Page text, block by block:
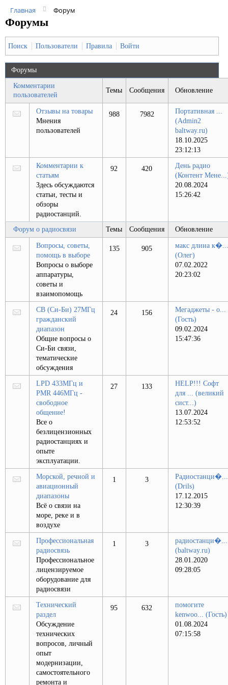
Главная Форум
Форумы
Поиск Пользователи Правила Войти
Форумы
Комментарии
пользователей
Темы Сообщения Обновление
Отзывы на товары
Мнения
пользователей
988 7982
Портативная ...
(Admin2
baltway.ru)
18.10.2025
23:12:13
Комментарии к
статьям
Здесь обсуждаются
статьи, тесты и
обзоры
радиостанций.
92 420
День радио
(Контент
20.08.2024
15:26:42
Форум о радиосвязи Темы Сообщения Обновление
Вопросы, советы,
помощь в выборе
Вопросы о выборе
аппаратуры,
советы и
взаимопомощь
135 905
макс длина к�...
(Олег)
07.02.2022
20:23:02
CB (Си-Би) 27МГц
гражданский
диапазон
Общие вопросы о
Си-Би связи,
тематические
обсуждения
24 156
Мегаджеты - о...
(Гость)
09.02.2024
15:47:36
LPD 433МГц и
PMR 446МГц -
свободное
общение!
Все о
безлицензионных
радиостанциях и
опыте
эксплуатации.
27 133
HELP!!! Cофт
для ... (великий
сист...)
13.07.2024
12:53:52
Морской, речной и
авиационный
диапазоны
Всё о связи на
море, реке и в
воздухе
1 3
Радиостанци�...
(Drils)
17.12.2015
12:30:39
Профессиональная
радиосвязь
Профессиональное
лицензируемое
оборудование для
радиосвязи
1 3
радиостанци�...
(baltway.ru)
28.01.2020
09:28:05
Технический
раздел
Обсуждение
технических
вопросов, личный
опыт
модернизации,
самостоятельного
ремонта и
95 632
помогите
kenwoo... (Гость)
01.08.2024
07:15:58